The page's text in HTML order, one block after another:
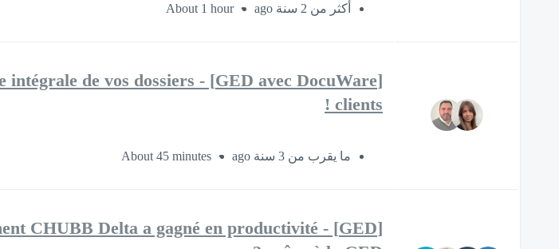
أكثر من 2 سنة ago About 1 hour
: une vue intégrale de vos dossiers
clients !
ما يقرب من 3 سنة ago About 45 minutes
CHUBB Delta a gagné en productivité